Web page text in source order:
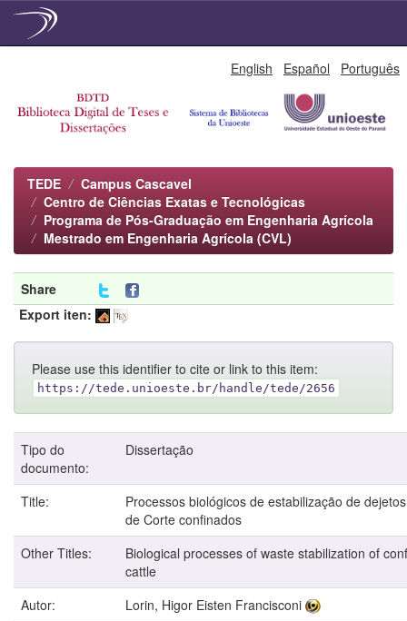
English Español Português
TEDE
Campus Cascavel
Centro de Ciências Exatas e Tecnológicas
Programa de Pós-Graduação em Engenharia Agrícola
Mestrado em Engenharia Agrícola (CVL)
Share
Export iten:
Please use this identifier to cite or link to this item:
https://tede.unioeste.br/handle/tede/2656
Tipo do
documento:
Dissertação
Title:
Processos biológicos de estabilização de
de Corte confinados
Other Titles:
Biological processes of waste stabilization of
cattle
Autor:
Lorin, Higor Eisten Francisconi